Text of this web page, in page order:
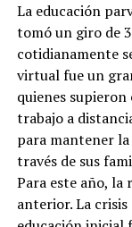
La educación
tomó un giro de
cotidianamente
virtual fue un
quienes
trabajo a
para mantener
través de sus
Para este año, la
anterior. La